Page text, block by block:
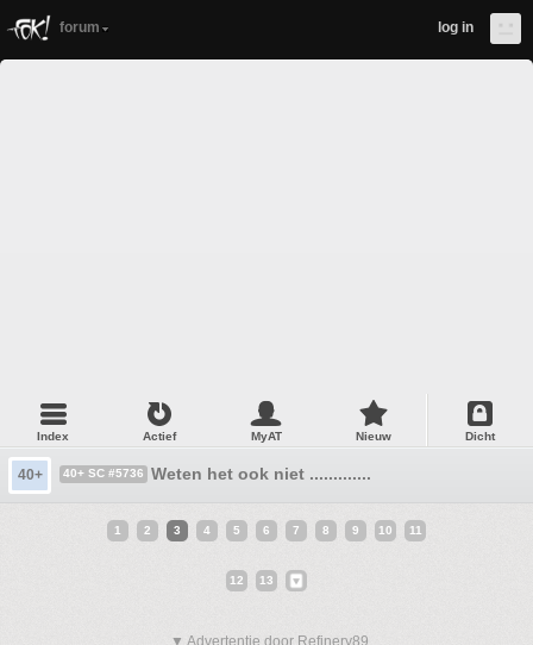
forum log in
Index Actief MyAT Nieuw Dicht
40+ 40+ SC #5736 Weten het ook niet .............
1 2 3 4 5 6 7 8 9 10 11
12 13
▼ Advertentie door Refinery89